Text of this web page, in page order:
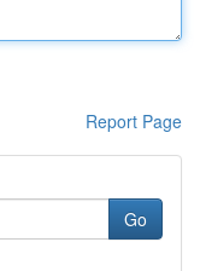
Report Page
Go